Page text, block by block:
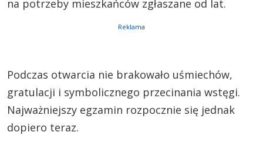
na potrzeby mieszkańców zgłaszane od lat.
Reklama
Podczas otwarcia nie brakowało uśmiechów,
gratulacji i symbolicznego przecinania wstęgi.
Najważniejszy egzamin rozpocznie się jednak
dopiero teraz.